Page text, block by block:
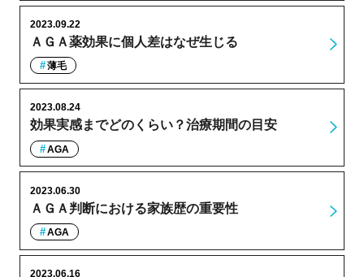
ＡＧＡ薬効果に個人差はなぜ生じる
2023.09.22
薄毛
効果実感までどのくらい？治療期間の目安
2023.08.24
AGA
ＡＧＡ判断における家族歴の重要性
2023.06.30
AGA
2023.06.16